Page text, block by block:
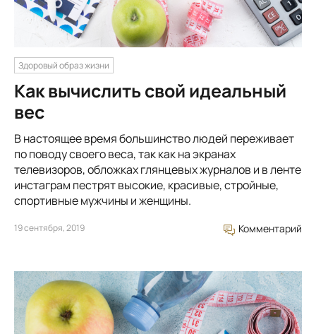
Здоровый образ жизни
Как вычислить свой идеальный
вес
В настоящее время большинство людей переживает
по поводу своего веса, так как на экранах
телевизоров, обложках глянцевых журналов и в ленте
инстаграм пестрят высокие, красивые, стройные,
спортивные мужчины и женщины.
19 сентября, 2019 Комментарий